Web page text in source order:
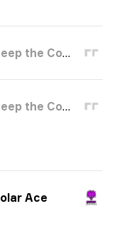
Keep the Comms Up
Keep the Comms Up
Ace